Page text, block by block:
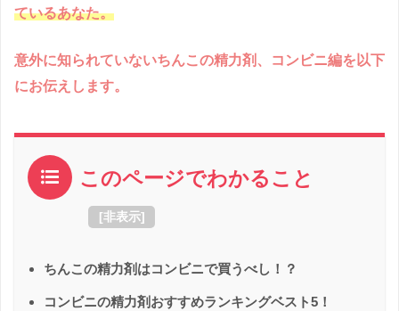
ているあなた。
意外に知られていないちんこの精力剤、コンビニ編を以下
にお伝えします。
このページでわかること
[非表示]
ちんこの精力剤はコンビニで買うべし！？
コンビニの精力剤おすすめランキングベスト5！